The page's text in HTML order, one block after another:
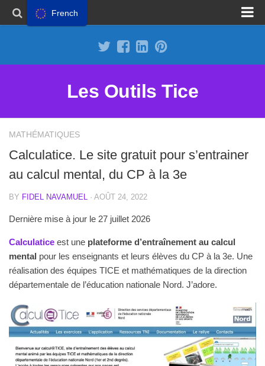
Les Outils Tice
MATHÉMATIQUES
Calculatice. Le site gratuit pour s’entrainer
au calcul mental, du CP à la 3e
BY FIDEL NAVAMUEL · AOÛT 24, 2022
Dernière mise à jour le 27 juillet 2026
Calculatice est une plateforme d’entraînement au calcul
mental pour les enseignants et leurs élèves du CP à la 3e. Une
réalisation des équipes TICE et mathématiques de la direction
départementale de l’éducation nationale Nord. J’adore.
French